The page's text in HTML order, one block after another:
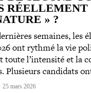
RÉEL­LE­MENT
» ?
semaines, les
ont rythmé la vie
toute l’intensité et la
Plusieurs candidats
25 mars 2026